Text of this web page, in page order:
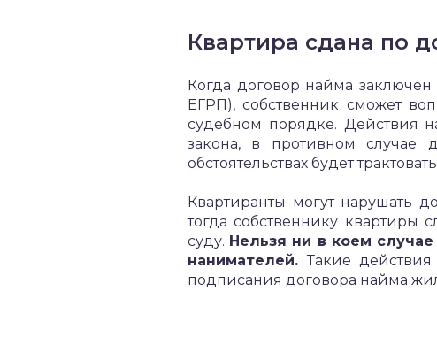
Квартира сдана по
Когда договор найма
ЕГРП), собственник сможет
судебном порядке. Действия
закона, в противном
обстоятельствах будет
Квартиранты могут нарушать
тогда собственнику квартиры
суду. Нельзя ни в коем
нанимателей. Такие действия
подписания договора найма